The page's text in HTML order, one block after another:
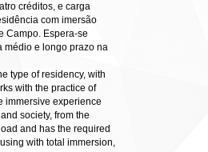
créditos, e carga
com imersão
Campo. Espera-se
médio e longo prazo na
type of residency, with
with the practice of
immersive experience
society, from the
and has the required
with total immersion,